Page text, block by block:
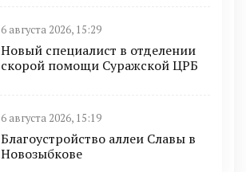
6 августа 2026, 15:29
Новый специалист в отделении
скорой помощи Суражской ЦРБ
6 августа 2026, 15:19
Благоустройство аллеи Славы в
Новозыбкове